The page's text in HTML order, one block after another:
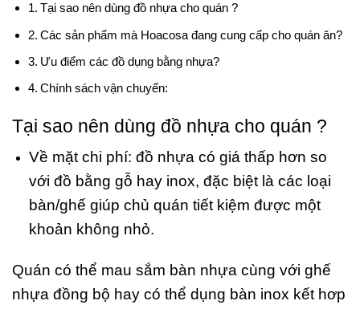
Tại sao nên dùng đồ nhựa cho quán ?
Các sản phẩm mà Hoacosa đang cung cấp cho quán ăn?
Ưu điểm các đồ dụng bằng nhựa?
Chính sách vận chuyển:
Tại sao nên dùng đồ nhựa cho quán ?
Về mặt chi phí: đồ nhựa có giá thấp hơn so
với đồ bằng gỗ hay inox, đặc biệt là các loại
bàn/ghế giúp chủ quán tiết kiệm được một
khoản không nhỏ.
Quán có thể mau sắm bàn nhựa cùng với ghế
nhựa đồng bộ hay có thể dụng bàn inox kết hơp